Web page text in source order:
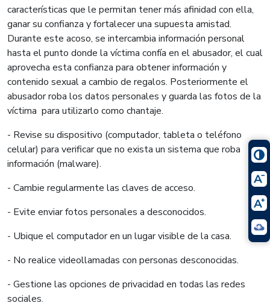
características que le permitan tener más afinidad con ella,
ganar su confianza y fortalecer una supuesta amistad.
Durante este acoso, se intercambia información personal
hasta el punto donde la víctima confía en el abusador, el cual
aprovecha esta confianza para obtener información y
contenido sexual a cambio de regalos. Posteriormente el
abusador roba los datos personales y guarda las fotos de la
víctima para utilizarlo como chantaje.
- Revise su dispositivo (computador, tableta o teléfono
celular) para verificar que no exista un sistema que roba
información (malware).
- Cambie regularmente las claves de acceso.
- Evite enviar fotos personales a desconocidos.
- Ubique el computador en un lugar visible de la casa.
- No realice videollamadas con personas desconocidas.
- Gestione las opciones de privacidad en todas las redes
sociales.